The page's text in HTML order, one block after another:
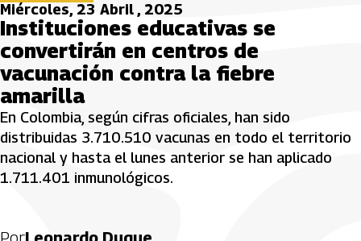
Miércoles, 23 Abril , 2025
Instituciones educativas se
convertirán en centros de
vacunación contra la fiebre
amarilla
En Colombia, según cifras oficiales, han sido
distribuidas 3.710.510 vacunas en todo el territorio
nacional y hasta el lunes anterior se han aplicado
1.711.401 inmunológicos.